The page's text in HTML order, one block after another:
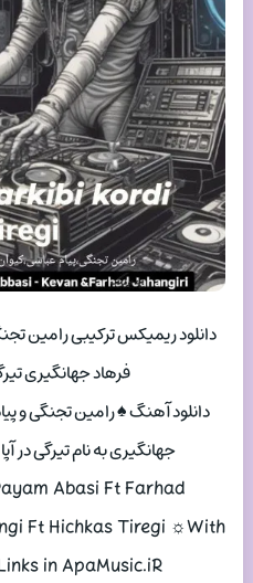
دانلود ریمیکس ترکیبی رامین
فرهاد جهانگیری
دانلود آهنگ ♠ رامین تجنگی و
جهانگیری به نام تیرگی
Abasi Ft Farhad
Ft Hichkas Tiregi ☼With
in ApaMusic.iR